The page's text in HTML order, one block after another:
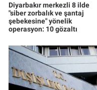
Diyarbakır merkezli 8 ilde
"siber zorbalık ve şantaj
şebekesine" yönelik
operasyon: 10 gözaltı